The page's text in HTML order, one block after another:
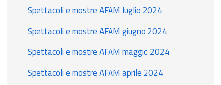
Spettacoli e mostre AFAM luglio 2024
Spettacoli e mostre AFAM giugno 2024
Spettacoli e mostre AFAM maggio 2024
Spettacoli e mostre AFAM aprile 2024